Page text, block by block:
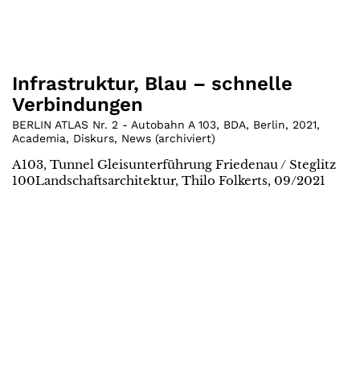
Infrastruktur, Blau – schnelle
Verbindungen
BERLIN ATLAS Nr. 2 - Autobahn A 103, BDA, Berlin, 2021,
Academia, Diskurs, News (archiviert)
A103, Tunnel Gleisunterführung Friedenau / Steglitz
100Landschaftsarchitektur, Thilo Folkerts, 09/2021